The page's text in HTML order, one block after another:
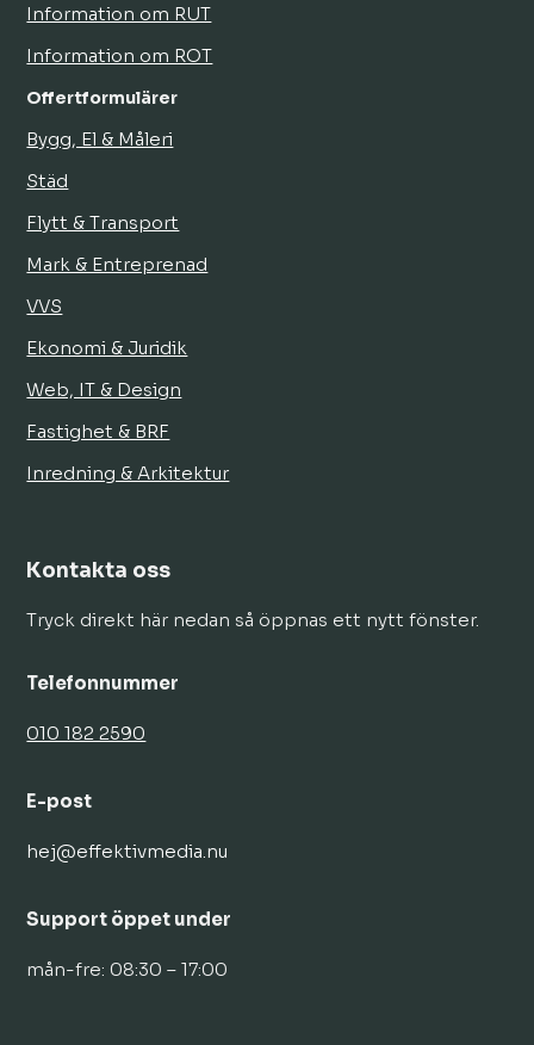
Information om RUT
Information om ROT
Offertformulärer
Bygg, El & Måleri
Städ
Flytt & Transport
Mark & Entreprenad
VVS
Ekonomi & Juridik
Web, IT & Design
Fastighet & BRF
Inredning & Arkitektur
Kontakta oss
Tryck direkt här nedan så öppnas ett nytt fönster.
Telefonnummer
010 182 2590
E-post
hej@effektivmedia.nu
Support öppet under
mån-fre: 08:30 – 17:00